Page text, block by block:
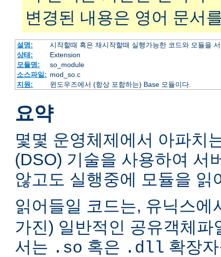
변경된 내용은 영어 문서
설명:
시작할때 혹은 재시작할때 실행가능한 코드와 모듈을
상태:
Extension
모듈명:
so_module
소스파일: mod_so.c
지원:
윈도우즈에서 (항상 포함하는) Base 모듈이다.
요약
몇몇 운영체제에서 아파치
(DSO) 기술을 사용하여 서
않고도 실행중에 모듈을 읽
읽어들일 코드는, 유닉스에
가진) 일반적인 공유객체파
서는 .so 혹은 .dll 확장